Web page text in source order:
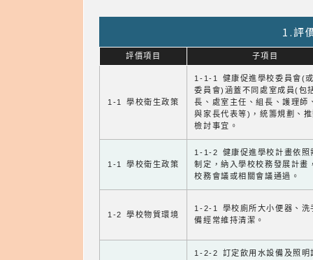
1.評
評價項目 子項目
1-1 學校衛生政策
1-1-1 健康促進學校委員會(
委員會)涵蓋不同處室成員(包
長、處室主任、組長、護理師
與家長代表等)，統籌規劃、
檢討事宜。
1-1 學校衛生政策
1-1-2 健康促進學校計畫依照
制定，納入學校校務發展計畫
校務會議或相關會議通過。
1-2 學校物質環境
1-2-1 學校廁所大小便器、洗
備經常維持清潔。
1-2-2 訂定飲用水設備及照明